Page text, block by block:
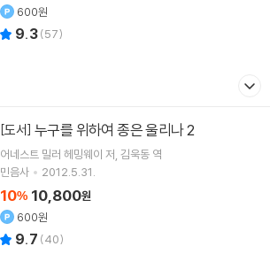
600원
9.3(57)
[도서] 누구를 위하여 종은 울리나 2
어네스트 밀러 헤밍웨이 저 김욱동 역
민음사
2012.5.31.
10% 10,800원
600원
9.7 (40)